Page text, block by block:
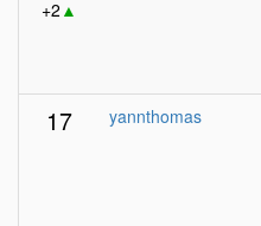
+2 ▲
17 yannthomas